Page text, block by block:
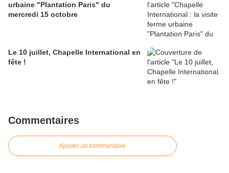
urbaine "Plantation Paris" du
mercredi 15 octobre
Le 10 juillet, Chapelle International en
fête !
Commentaires
Ajouter un commentaire